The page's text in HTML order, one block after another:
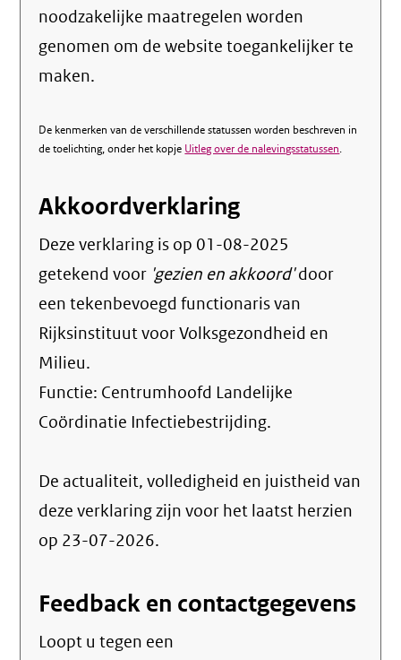
noodzakelijke maatregelen worden
genomen om de website toegankelijker te
maken.
De kenmerken van de verschillende statussen worden beschreven in
de toelichting, onder het kopje Uitleg over de nalevingsstatussen.
Akkoordverklaring
Deze verklaring is op 01-08-2025
getekend voor 'gezien en akkoord'door
een tekenbevoegd functionaris van
Rijksinstituut voor Volksgezondheid en
Milieu.
Functie: Centrumhoofd Landelijke
Coördinatie Infectiebestrijding.
De actualiteit, volledigheid en juistheid van
deze verklaring zijn voor het laatst herzien
op 23-07-2026.
Feedback en contactgegevens
Loopt u tegen een